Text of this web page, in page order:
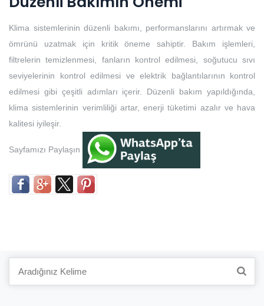
Klima sistemlerinin düzenli bakımı, performanslarını artırmak ve
ömrünü uzatmak için kritik öneme sahiptir. Bakım işlemleri,
filtrelerin temizlenmesi, fanların kontrol edilmesi, soğutucu sıvı
seviyelerinin kontrol edilmesi ve elektrik bağlantılarının kontrol
edilmesi gibi çeşitli adımları içerir. Düzenli bakım yapıldığında,
klima sistemlerinin verimliliği artar, enerji tüketimi azalır ve hava
kalitesi iyileşir.
Sayfamızı Paylaşın